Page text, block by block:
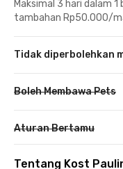
Maksimal 3 hari dalam
tambahan Rp50.000/
Tidak diperbolehkan
Boleh Membawa Pets
Aturan Bertamu
Tentang Kost